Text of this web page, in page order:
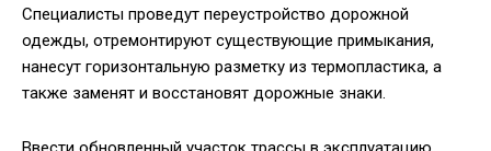
Специалисты проведут переустройство дорожной
одежды, отремонтируют существующие примыкания,
нанесут горизонтальную разметку из термопластика, а
также заменят и восстановят дорожные знаки.